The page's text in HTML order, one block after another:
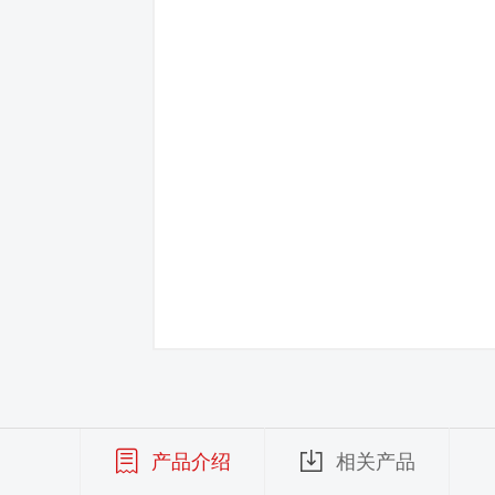
产品介绍 相关产品